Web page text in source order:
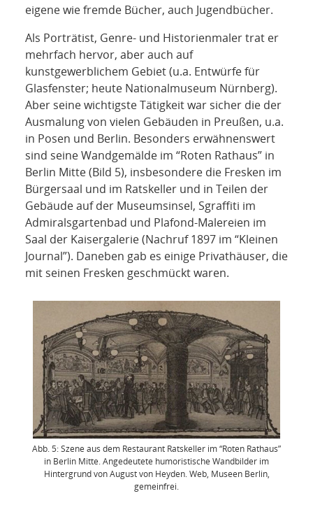
eigene wie fremde Bücher, auch Jugendbücher.
Als Porträtist, Genre- und Historienmaler trat er
mehrfach hervor, aber auch auf
kunstgewerblichem Gebiet (u.a. Entwürfe für
Glasfenster; heute Nationalmuseum Nürnberg).
Aber seine wichtigste Tätigkeit war sicher die der
Ausmalung von vielen Gebäuden in Preußen, u.a.
in Posen und Berlin. Besonders erwähnenswert
sind seine Wandgemälde im “Roten Rathaus” in
Berlin Mitte (Bild 5), insbesondere die Fresken im
Bürgersaal und im Ratskeller und in Teilen der
Gebäude auf der Museumsinsel, Sgraffiti im
Admiralsgartenbad und Plafond-Malereien im
Saal der Kaisergalerie (Nachruf 1897 im “Kleinen
Journal”). Daneben gab es einige Privathäuser, die
mit seinen Fresken geschmückt waren.
Abb. 5: Szene aus dem Restaurant Ratskeller im “Roten Rathaus”
in Berlin Mitte. Angedeutete humoristische Wandbilder im
Hintergrund von August von Heyden. Web, Museen Berlin,
gemeinfrei.